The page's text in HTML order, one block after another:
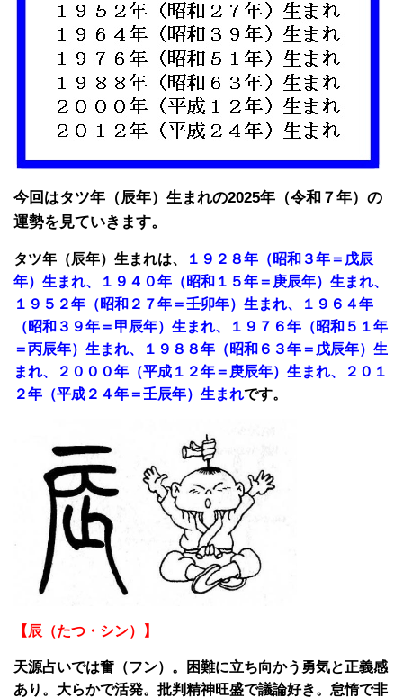
今回はタツ年（辰年）生まれの2025年（令和７年）の
運勢を見ていきます。
タツ年（辰年）生まれは、
１９２８年（昭和３年＝戊辰
年）生まれ、１９４０年（昭和１５年＝庚辰年）生まれ、
１９５２年（昭和２７年＝壬卯年）生まれ、１９６４年
（昭和３９年＝甲辰年）生まれ、１９７６年（昭和５１年
＝丙辰年）生まれ、１９８８年（昭和６３年＝戊辰年）生
まれ、２０００年（平成１２年＝庚辰年）生まれ、２０１
２年（平成２４年＝壬辰年）生まれです。
【辰（たつ・シン）】
天源占いでは奮（フン）。困難に立ち向かう勇気と正義感
あり。大らかで活発。批判精神旺盛で議論好き。怠惰で非